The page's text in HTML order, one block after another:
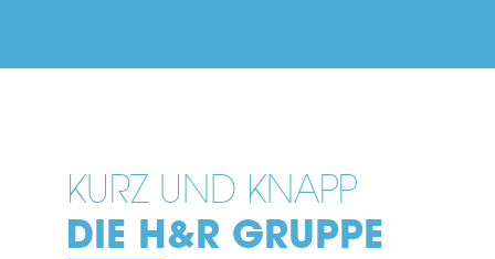
KURZ UND KNAPP
DIE H&R GRUPPE